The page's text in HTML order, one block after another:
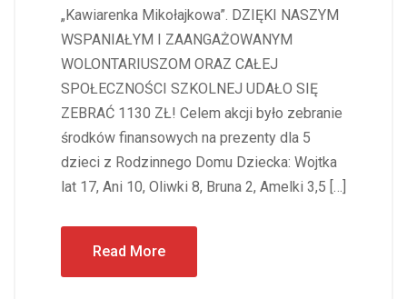
„Kawiarenka Mikołajkowa”. DZIĘKI NASZYM
WSPANIAŁYM I ZAANGAŻOWANYM
WOLONTARIUSZOM ORAZ CAŁEJ
SPOŁECZNOŚCI SZKOLNEJ UDAŁO SIĘ
ZEBRAĆ 1130 ZŁ! Celem akcji było zebranie
środków finansowych na prezenty dla 5
dzieci z Rodzinnego Domu Dziecka: Wojtka
lat 17, Ani 10, Oliwki 8, Bruna 2, Amelki 3,5 […]
Read More